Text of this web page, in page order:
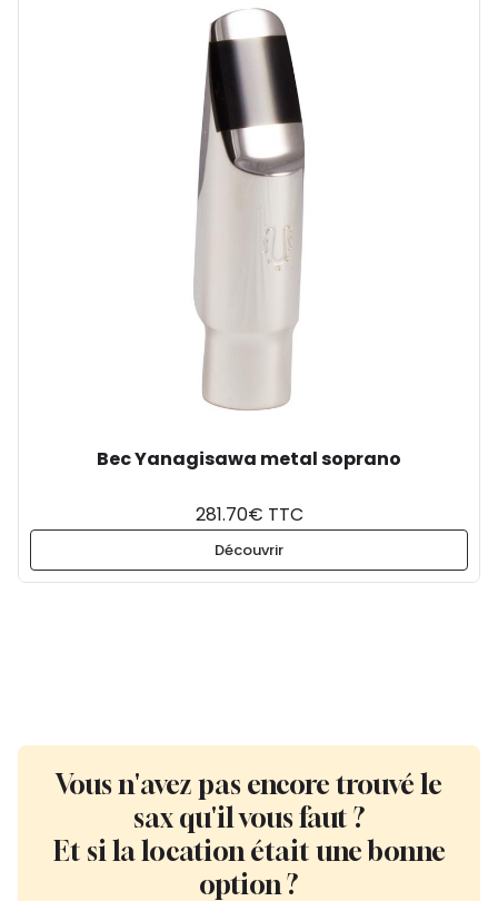
Bec Yanagisawa metal soprano
281.70€ TTC
Découvrir
Vous n'avez pas encore trouvé le
sax qu'il vous faut ?
Et si la location était une bonne
option ?